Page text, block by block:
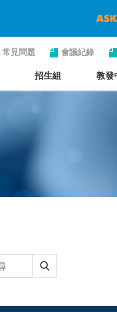
常見問題 會議紀錄
招生組 教發